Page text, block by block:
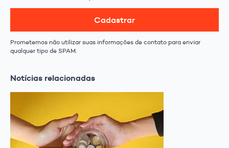
Cadastrar
Prometemos não utilizar suas informações de contato para enviar
qualquer tipo de SPAM.
Notícias relacionadas